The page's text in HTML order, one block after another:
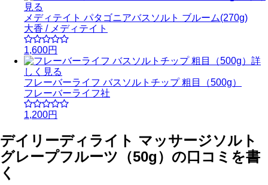
見る
メディテイト パタゴニアバスソルト ブルーム(270g)
大香 / メディテイト
1,600円
詳
しく見る
フレーバーライフ バスソルトチップ 粗目（500g）
フレーバーライフ社
1,200円
デイリーディライト マッサージソルト
グレープフルーツ（50g）の口コミを書
く